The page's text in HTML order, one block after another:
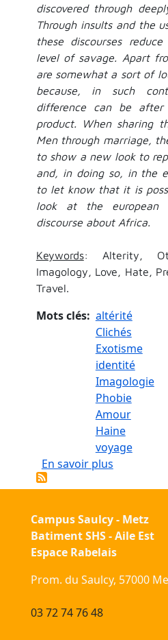
discovered through
Through insults and the
these discourses
level of savage. Apart
are somewhat a sort of
because, in such
difference can be
product. When sharing
Men through marriage,
to show a new look to
and, in doing so, in the
to let know that it is
look at the european
discourse about Africa.
Keywords: Alterity,
Imagology, Love, Hate,
Travel.
Mots clés
altérité
Clichés
Exotisme
identité
Imagologie
Phobie
Amour
Haine
voyage
En savoir plussur
Campus Saulcy - Metz
Batiment SHS - Aile Est
Espace Rabelais
Prom. du Saulcy, 57000
03 72 74 76 48